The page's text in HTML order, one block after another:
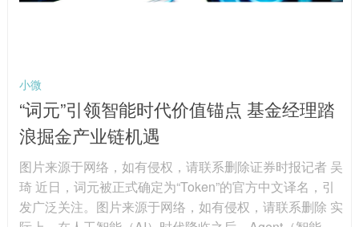
小微
“词元”引领智能时代价值锚点 基金经理踏
浪掘金产业链机遇
图片来源于网络，如有侵权，请联系删除证券时报记者 吴
琦 近日，词元被正式确定为“Token”的官方中文译名，引
发广泛关注。图片来源于网络，如有侵权，请联系删除 实